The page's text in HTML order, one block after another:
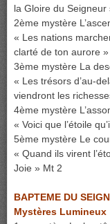
la Gloire du Seigneur
2ème mystère
« Les nations
clarté de ton aurore
3ème mystère La
« Les trésors d’au-
viendront les
4ème mystère
« Voici que l’étoile
5ème mystère Le
« Quand ils virent
Joie » Mt 2
BAPTEME DU
Mystères Lumineux